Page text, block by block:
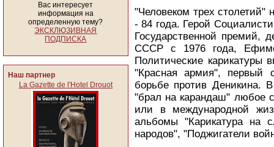
Вас интересует
информация на
определенную тему?
ЭКСКЛЮЗИВНАЯ
ПОДПИСКА
Наш партнер
La Gazette de l'Hotel Drouot
"Человеком трех
- 84 года. Герой
Государственной премий,
СССР с 1976 года,
Политические карикатуры
"Красная армия", первый
борьбе против Деникина.
"брал на карандаш" любое
или в международной
альбомы "Карикатура
народов", "Поджигатели